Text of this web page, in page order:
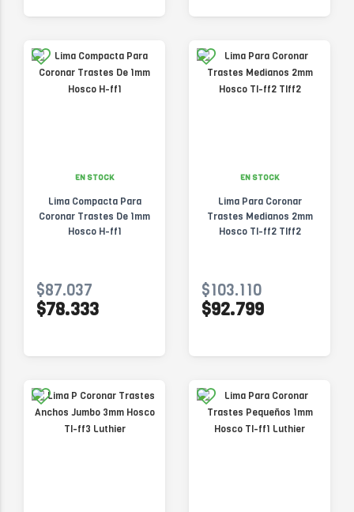
EN STOCK
Lima Compacta Para
Coronar Trastes De 1mm
Hosco H-ff1
$87.037
$78.333
EN STOCK
Lima Para Coronar
Trastes Medianos 2mm
Hosco Tl-ff2 Tlff2
$103.110
$92.799